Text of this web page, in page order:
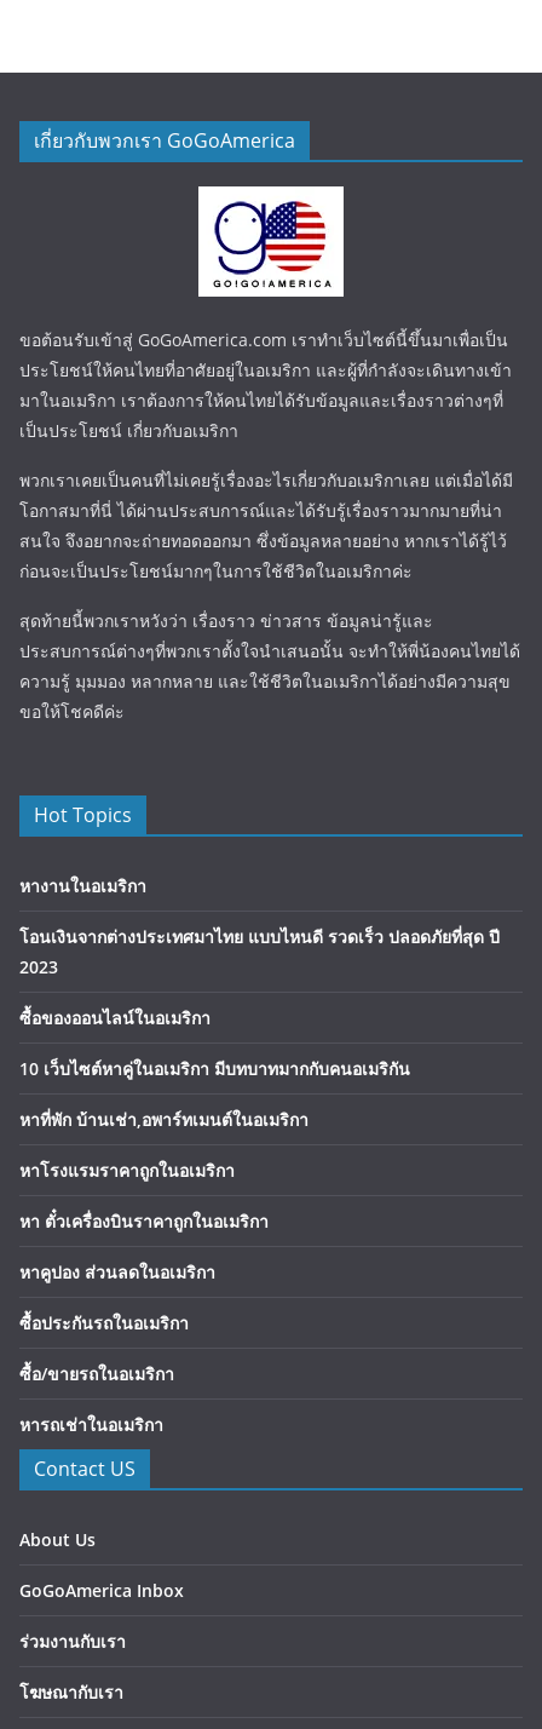
เกี่ยวกับพวกเรา GoGoAmerica
ขอต้อนรับเข้าสู่ GoGoAmerica.com เราทำเว็บไซต์นี้ขึ้นมาเพื่อเป็น
ประโยชน์ให้คนไทยที่อาศัยอยู่ในอเมริกา และผู้ที่กำลังจะเดินทางเข้า
มาในอเมริกา เราต้องการให้คนไทยได้รับข้อมูลและเรื่องราวต่างๆที่
เป็นประโยชน์ เกี่ยวกับอเมริกา
พวกเราเคยเป็นคนที่ไม่เคยรู้เรื่องอะไรเกี่ยวกับอเมริกาเลย แต่เมื่อได้มี
โอกาสมาที่นี่ ได้ผ่านประสบการณ์และได้รับรู้เรื่องราวมากมายที่น่า
สนใจ จึงอยากจะถ่ายทอดออกมา ซึ่งข้อมูลหลายอย่าง หากเราได้รู้ไว้
ก่อนจะเป็นประโยชน์มากๆในการใช้ชีวิตในอเมริกาค่ะ
สุดท้ายนี้พวกเราหวังว่า เรื่องราว ข่าวสาร ข้อมูลน่ารู้และ
ประสบการณ์ต่างๆที่พวกเราตั้งใจนำเสนอนั้น จะทำให้พี่น้องคนไทยได้
ความรู้ มุมมอง หลากหลาย และใช้ชีวิตในอเมริกาได้อย่างมีความสุข
ขอให้โชคดีค่ะ
Hot Topics
หางานในอเมริกา
โอนเงินจากต่างประเทศมาไทย แบบไหนดี รวดเร็ว ปลอดภัยที่สุด ปี
2023
ซื้อของออนไลน์ในอเมริกา
10 เว็บไซต์หาคู่ในอเมริกา มีบทบาทมากกับคนอเมริกัน
หาที่พัก บ้านเช่า,อพาร์ทเมนต์ในอเมริกา
หาโรงแรมราคาถูกในอเมริกา
หา ตั๋วเครื่องบินราคาถูกในอเมริกา
หาคูปอง ส่วนลดในอเมริกา
ซื้อประกันรถในอเมริกา
ซื้อ/ขายรถในอเมริกา
หารถเช่าในอเมริกา
Contact US
About Us
GoGoAmerica Inbox
ร่วมงานกับเรา
โฆษณากับเรา